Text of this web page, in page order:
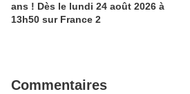
ans ! Dès le lundi 24 août 2026 à
13h50 sur France 2
Commentaires